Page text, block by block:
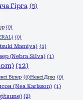
Гірга (5)
(0)
(0)
Mamiya) (1)
(Nebra Silva) (1)
(12)
Вілер (0)Ненсі Дрю (0)
(Nea Karlsson) (1)
(2)